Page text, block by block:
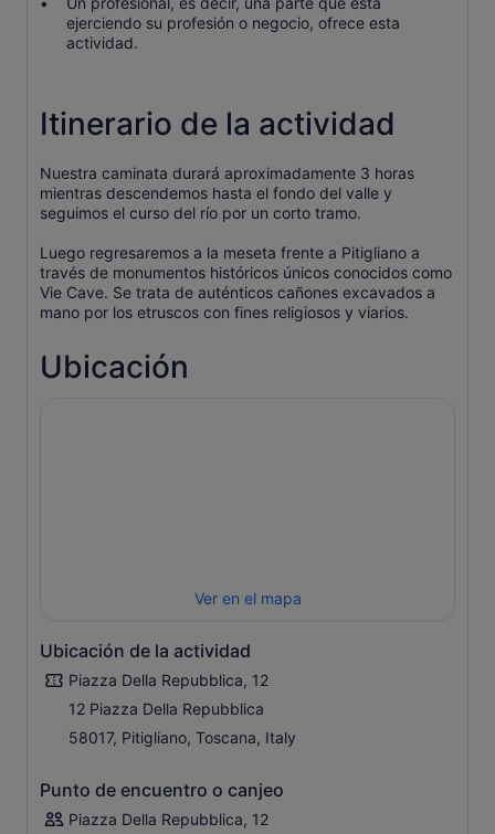
ejerciendo su profesión o negocio, ofrece esta
actividad.
Itinerario de la actividad
Nuestra caminata durará aproximadamente 3 horas
mientras descendemos hasta el fondo del valle y
seguimos el curso del río por un corto tramo.
Luego regresaremos a la meseta frente a Pitigliano a
través de monumentos históricos únicos conocidos como
Vie Cave. Se trata de auténticos cañones excavados a
mano por los etruscos con fines religiosos y viarios.
Ubicación
Ver en el mapa
Ubicación de la actividad
Piazza Della Repubblica, 12
12 Piazza Della Repubblica
58017, Pitigliano, Toscana, Italy
Punto de encuentro o canjeo
Piazza Della Repubblica, 12